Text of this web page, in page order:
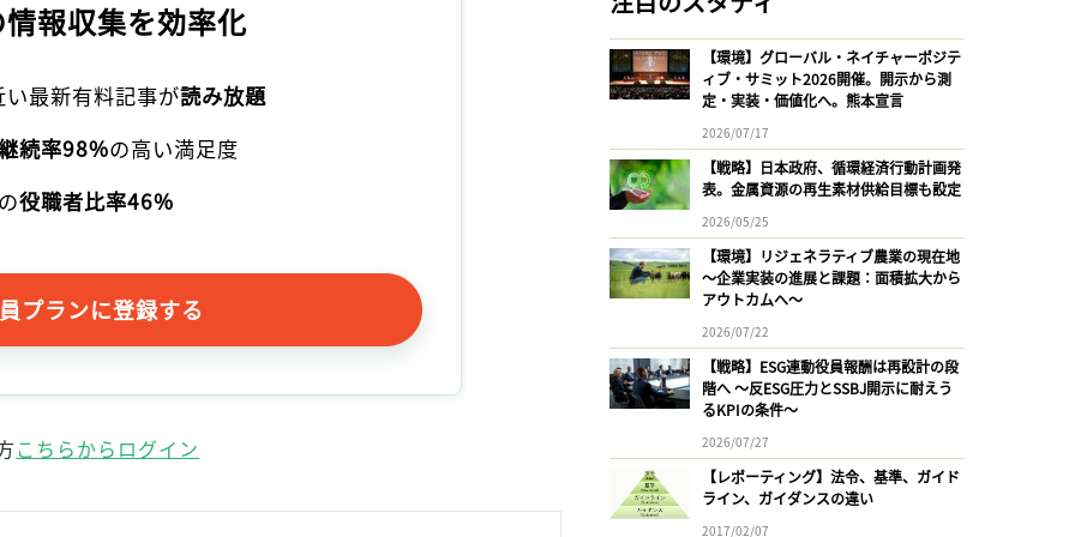
報収集を効率化
最新有料記事が読み放題
続率98%の高い満足度
役職者比率46%
プランに登録する
こちらからログイン
【環境】グローバル・ネイチャーポジテ
ィブ・サミット2026開催。開示から測
定・実装・価値化へ。熊本宣言
2026/07/17
【戦略】日本政府、循環経済行動計画発
表。金属資源の再生素材供給目標も設定
2026/05/25
【環境】リジェネラティブ農業の現在地
〜企業実装の進展と課題：面積拡大から
アウトカムへ〜
2026/07/22
【戦略】ESG連動役員報酬は再設計の段
階へ 〜反ESG圧力とSSBJ開示に耐えう
るKPIの条件〜
2026/07/27
【レポーティング】法令、基準、ガイド
ライン、ガイダンスの違い
2017/02/07